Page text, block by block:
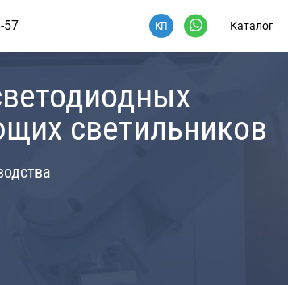
57 Каталог
светильников